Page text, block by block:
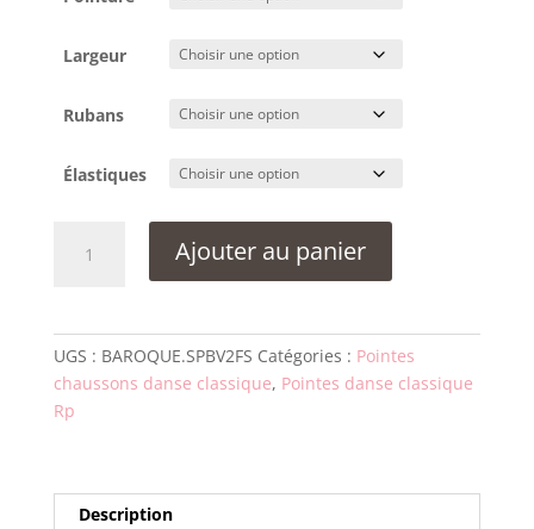
Largeur
Rubans
Élastiques
Pointe
Semelle
Ajouter au panier
UGS : BAROQUE.SPBV2FS Catégories : Pointes
chaussons danse classique, Pointes danse classique
Rp
Description